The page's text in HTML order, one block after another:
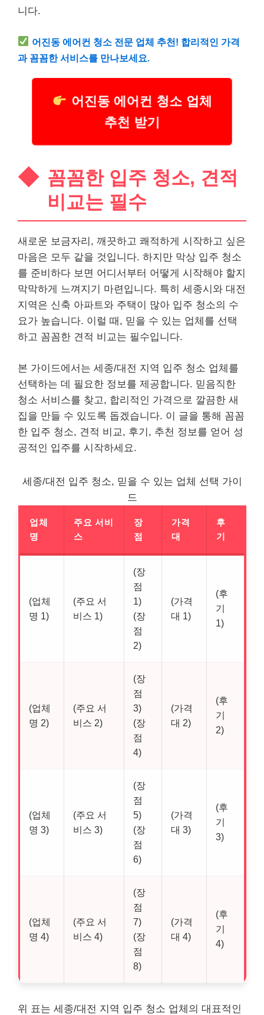
니다.
어진동 에어컨 청소 전문 업체 추천! 합리적인 가격
과 꼼꼼한 서비스를 만나보세요.
어진동 에어컨 청소 업체
추천 받기
꼼꼼한 입주 청소, 견적
비교는 필수
새로운 보금자리, 깨끗하고 쾌적하게 시작하고 싶은
마음은 모두 같을 것입니다. 하지만 막상 입주 청소
를 준비하다 보면 어디서부터 어떻게 시작해야 할지
막막하게 느껴지기 마련입니다. 특히 세종시와 대전
지역은 신축 아파트와 주택이 많아 입주 청소의 수
요가 높습니다. 이럴 때, 믿을 수 있는 업체를 선택
하고 꼼꼼한 견적 비교는 필수입니다.
본 가이드에서는 세종/대전 지역 입주 청소 업체를
선택하는 데 필요한 정보를 제공합니다. 믿음직한
청소 서비스를 찾고, 합리적인 가격으로 깔끔한 새
집을 만들 수 있도록 돕겠습니다. 이 글을 통해 꼼꼼
한 입주 청소, 견적 비교, 후기, 추천 정보를 얻어 성
공적인 입주를 시작하세요.
세종/대전 입주 청소, 믿을 수 있는 업체 선택 가이
드
업체
명
주요 서비
스
장
점
가격
대
후
기
(업체
명 1)
(주요 서
비스 1)
(장
점
1)
(장
점
2)
(가격
대 1)
(후
기
1)
(업체
명 2)
(주요 서
비스 2)
(장
점
3)
(장
점
4)
(가격
대 2)
(후
기
2)
(업체
명 3)
(주요 서
비스 3)
(장
점
5)
(장
점
6)
(가격
대 3)
(후
기
3)
(업체
명 4)
(주요 서
비스 4)
(장
점
7)
(장
점
8)
(가격
대 4)
(후
기
4)
위 표는 세종/대전 지역 입주 청소 업체의 대표적인